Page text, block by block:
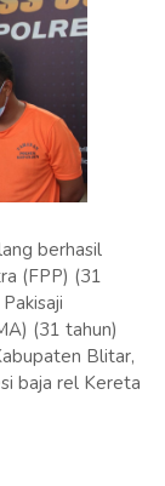
berhasil
(FPP) (31
(31 tahun)
Blitar,
baja rel Kereta